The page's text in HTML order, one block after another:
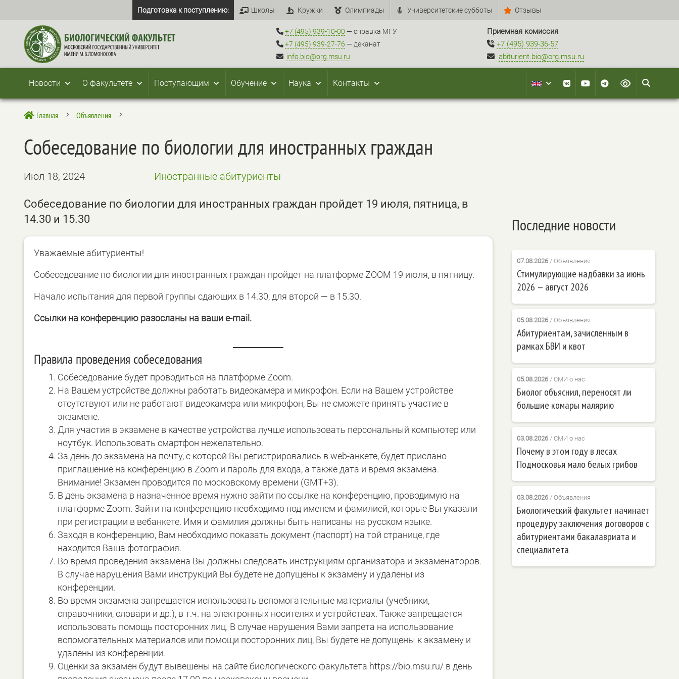
Подготовка к поступлению: Школы Кружки Олимпиады Университетские субботы Отзывы
+7 (495) 939-10-00 — справка МГУ
+7 (495) 939-27-76 — деканат
info.bio@org.msu.ru
Приемная комиссия
+7 (495) 939-36-57
abiturient.bio@org.msu.ru
Новости О факультете Поступающим Обучение Наука Контакты
 Главная 5 Объявления 5
Собеседование по биологии для иностранных граждан
Июл 18, 2024 Иностранные абитуриенты
Собеседование по биологии для иностранных граждан пройдет 19 июля, пятница, в
14.30 и 15.30
Уважаемые абитуриенты!
Собеседование по биологии для иностранных граждан пройдет на платформе ZOOM 19 июля, в пятницу.
Начало испытания для первой группы сдающих в 14.30, для второй — в 15.30.
Ссылки на конференцию разосланы на ваши e-mail.
Правила проведения собеседования
Собеседование будет проводиться на платформе Zoom.
На Вашем устройстве должны работать видеокамера и микрофон. Если на Вашем устройстве
отсутствуют или не работают видеокамера или микрофон, Вы не сможете принять участие в
экзамене.
Для участия в экзамене в качестве устройства лучше использовать персональный компьютер или
ноутбук. Использовать смартфон нежелательно.
За день до экзамена на почту, с которой Вы регистрировались в web-анкете, будет прислано
приглашение на конференцию в Zoom и пароль для входа, а также дата и время экзамена.
Внимание! Экзамен проводится по московскому времени (GMT+3).
В день экзамена в назначенное время нужно зайти по ссылке на конференцию, проводимую на
платформе Zoom. Зайти на конференцию необходимо под именем и фамилией, которые Вы указали
при регистрации в вебанкете. Имя и фамилия должны быть написаны на русском языке.
Заходя в конференцию, Вам необходимо показать документ (паспорт) на той странице, где
находится Ваша фотография.
Во время проведения экзамена Вы должны следовать инструкциям организатора и экзаменаторов.
В случае нарушения Вами инструкций Вы будете не допущены к экзамену и удалены из
конференции.
Во время экзамена запрещается использовать вспомогательные материалы (учебники,
справочники, словари и др.), в т.ч. на электронных носителях и устройствах. Также запрещается
использовать помощь посторонних лиц. В случае нарушения Вами запрета на использование
вспомогательных материалов или помощи посторонних лиц, Вы будете не допущены к экзамену и
удалены из конференции.
Оценки за экзамен будут вывешены на сайте биологического факультета https://bio.msu.ru/ в день
Последние новости
07.08.2026/ Объявления
Стимулирующие надбавки за июнь
2026 — август 2026
05.08.2026/ Объявления
Абитуриентам, зачисленным в
рамках БВИ и квот
05.08.2026/ СМИ о нас
Биолог объяснил, переносят ли
большие комары малярию
03.08.2026/ СМИ о нас
Почему в этом году в лесах
Подмосковья мало белых грибов
03.08.2026/ Объявления
Биологический факультет начинает
процедуру заключения договоров с
абитуриентами бакалавриата и
специалитета